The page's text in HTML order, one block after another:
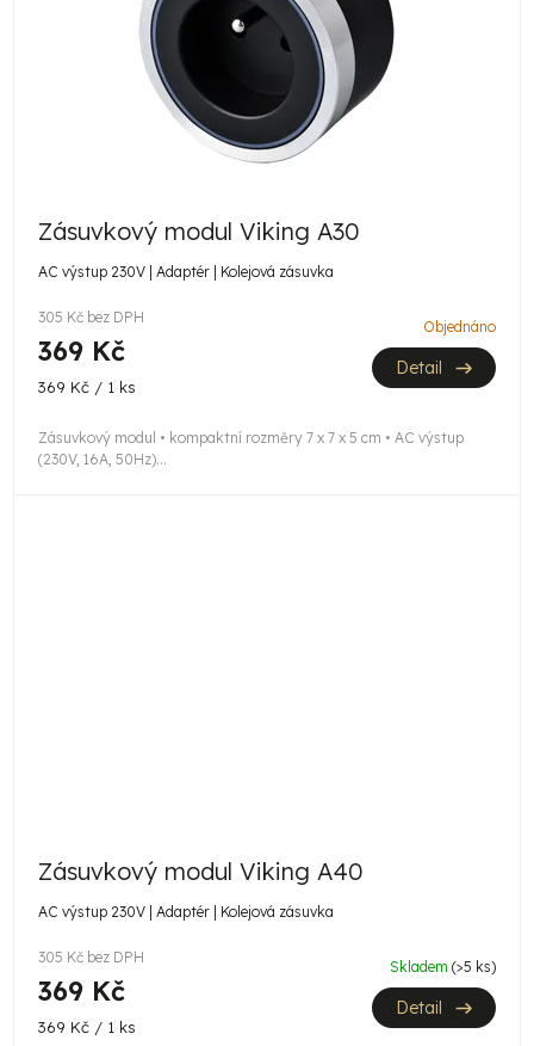
Zásuvkový modul Viking A30
AC výstup 230V | Adaptér | Kolejová zásuvka
305 Kč bez DPH
369 Kč
Měrná
369 Kč / 1 ks
Objednáno
Detail
Zásuvkový modul • kompaktní rozměry 7 x 7 x 5 cm • AC výstup
(230V, 16A, 50Hz)...
Zásuvkový modul Viking A40
AC výstup 230V | Adaptér | Kolejová zásuvka
305 Kč bez DPH
369 Kč
Měrná
369 Kč / 1 ks
Skladem (>5 ks)
Detail